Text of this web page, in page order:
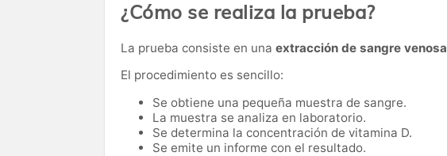
¿Cómo se realiza la prueba?
La prueba consiste en una extracción de sangre venosa
El procedimiento es sencillo:
Se obtiene una pequeña muestra de sangre.
La muestra se analiza en laboratorio.
Se determina la concentración de vitamina D.
Se emite un informe con el resultado.